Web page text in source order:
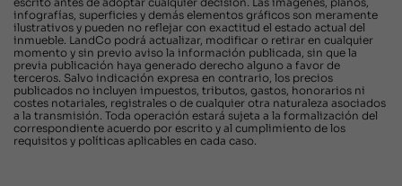
infografías, superficies y demás elementos gráficos son meramente
ilustrativos y pueden no reflejar con exactitud el estado actual del
inmueble. LandCo podrá actualizar, modificar o retirar en cualquier
momento y sin previo aviso la información publicada, sin que la
previa publicación haya generado derecho alguno a favor de
terceros. Salvo indicación expresa en contrario, los precios
publicados no incluyen impuestos, tributos, gastos, honorarios ni
costes notariales, registrales o de cualquier otra naturaleza asociados
a la transmisión. Toda operación estará sujeta a la formalización del
correspondiente acuerdo por escrito y al cumplimiento de los
requisitos y políticas aplicables en cada caso.